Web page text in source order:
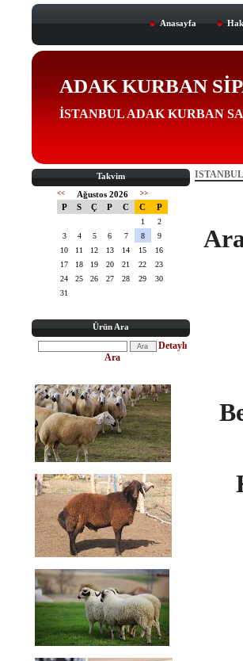
Anasayfa
ADAK KURBAN
İSTANBUL ADAK KURBAN
Takvim
<< Ağustos 2026 >>
P S Ç P C C P
1
2
3
4 5 6 7 8
9
10
11 12 13 14 15
16
17
18 19 20 21 22
23
24
25 26 27 28 29
30
31
Ürün Ara
Detaylı
Ara